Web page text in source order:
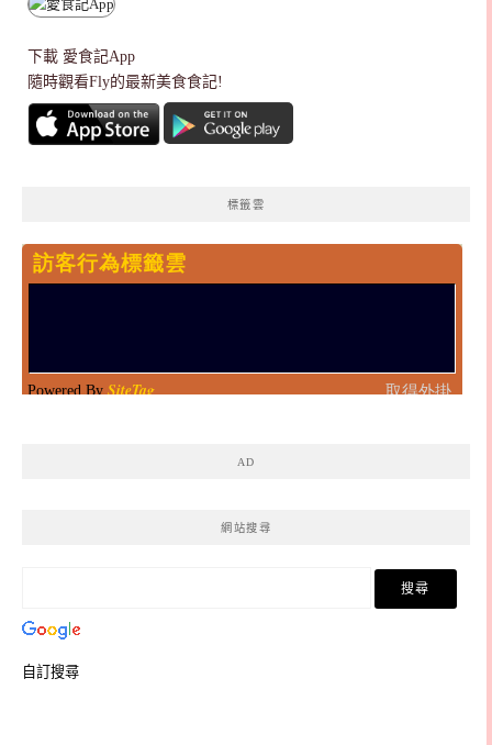
下載 愛食記App
隨時觀看Fly的最新美食食記!
標籤雲
AD
網站搜尋
自訂搜尋